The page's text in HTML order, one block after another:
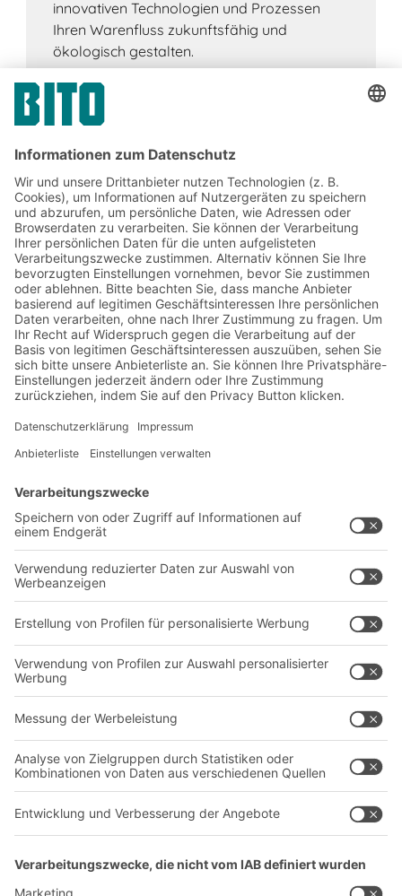
innovativen Technologien und Prozessen
Ihren Warenfluss zukunftsfähig und
ökologisch gestalten.
Jetzt beim BITO Newsletter
anmelden:
Lager- & Logistiknews
Exklusive Rabatte
Neuheiten
Newsletter abonnieren
Lösungen
Intralogistiklösungen
Behältersysteme
Regalsysteme
Transportsysteme
Dienstleistungen
Kontaktformular
Unternehmen
Über uns
Produktionsstandorte
Karriere
Follow us
YOUR LIFE.